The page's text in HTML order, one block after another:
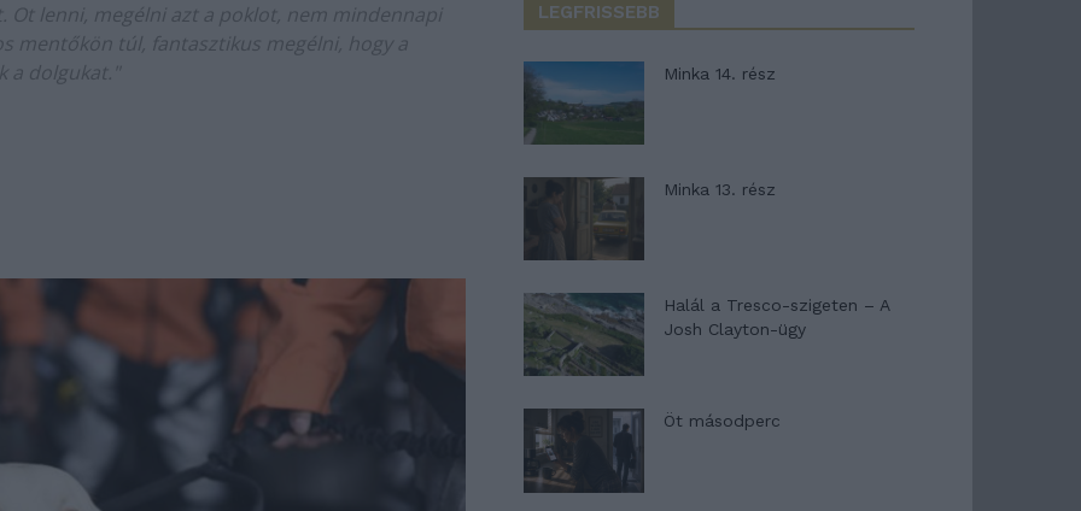
Ot lenni, megélni azt a poklot, nem mindennapi
mentőkön túl, fantasztikus megélni, hogy a
a dolgukat."
LEGFRISSEBB
Minka 14. rész
Minka 13. rész
Halál a Tresco-szigeten – A
Josh Clayton-ügy
Öt másodperc